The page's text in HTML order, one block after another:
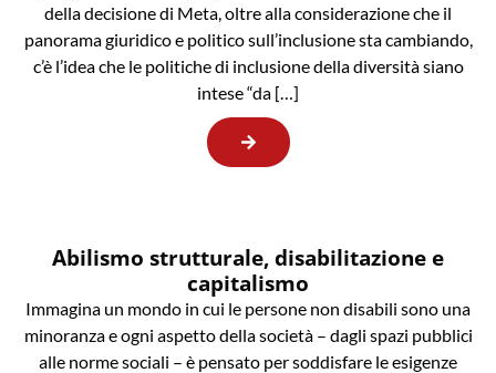
della decisione di Meta, oltre alla considerazione che il
panorama giuridico e politico sull’inclusione sta cambiando,
c’è l’idea che le politiche di inclusione della diversità siano
intese “da […]
Abilismo strutturale, disabilitazione e
capitalismo
Immagina un mondo in cui le persone non disabili sono una
minoranza e ogni aspetto della società – dagli spazi pubblici
alle norme sociali – è pensato per soddisfare le esigenze